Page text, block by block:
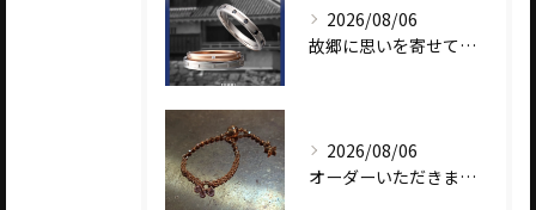
2026/08/06
故郷に思いを寄せて～オリジナルブランド【Shinano(しな...
2026/08/06
オーダーいただきました、AbHeri 『dew 露』の新作で...